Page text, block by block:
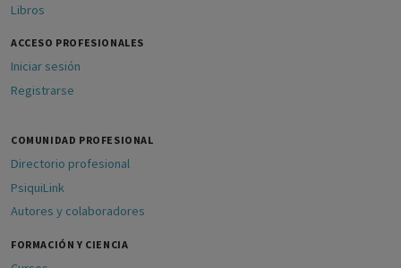
Libros
ACCESO PROFESIONALES
Iniciar sesión
Registrarse
COMUNIDAD PROFESIONAL
Directorio profesional
PsiquiLink
Autores y colaboradores
FORMACIÓN Y CIENCIA